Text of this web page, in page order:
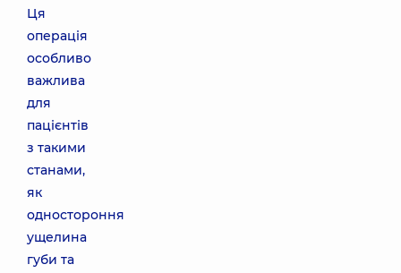
Ця
операція
особливо
важлива
для
пацієнтів
з такими
станами,
як
одностороння
ущелина
губи та